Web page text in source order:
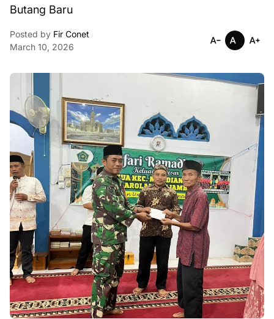
Butang Baru
Posted by Fir Conet
March 10, 2026